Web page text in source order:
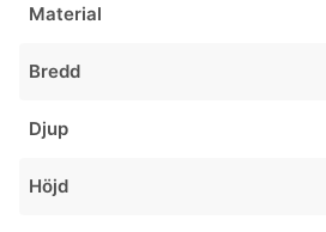
Material
Bredd
Djup
Höjd